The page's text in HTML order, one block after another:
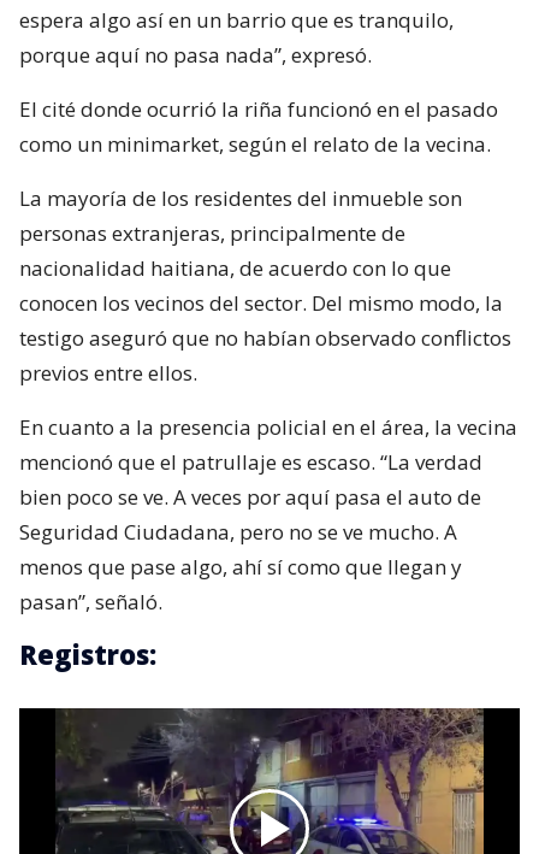
espera algo así en un barrio que es tranquilo,
porque aquí no pasa nada”, expresó.
El cité donde ocurrió la riña funcionó en el pasado
como un minimarket, según el relato de la vecina.
La mayoría de los residentes del inmueble son
personas extranjeras, principalmente de
nacionalidad haitiana, de acuerdo con lo que
conocen los vecinos del sector. Del mismo modo, la
testigo aseguró que no habían observado conflictos
previos entre ellos.
En cuanto a la presencia policial en el área, la vecina
mencionó que el patrullaje es escaso. “La verdad
bien poco se ve. A veces por aquí pasa el auto de
Seguridad Ciudadana, pero no se ve mucho. A
menos que pase algo, ahí sí como que llegan y
pasan”, señaló.
Registros: